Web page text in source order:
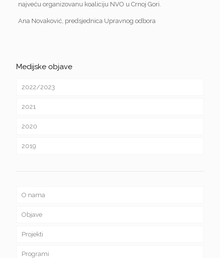
najveću organizovanu koaliciju NVO u Crnoj Gori.
Ana Novaković, predsjednica Upravnog odbora
Medijske objave
2022/2023
2021
2020
2019
O nama
Objave
Projekti
Programi